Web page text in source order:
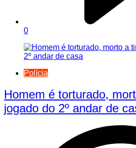
0
Polícia
Homem é torturado,
jogado do 2º andar de